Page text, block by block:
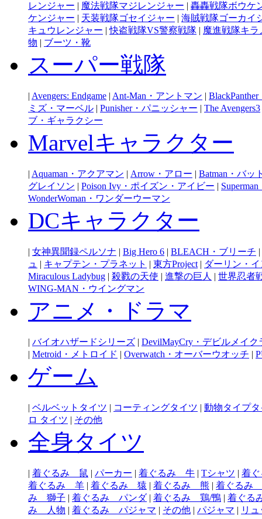
レンジャー | 魔法戦隊マジレンジャー | 轟轟戦隊ボウケ
ケンジャー | 天装戦隊ゴセイジャー | 海賊戦隊ゴーカイ
キュウレンジャー |快盗戦隊VS警察戦隊 | 魔進戦隊キラ
物 | ブーツ・靴
スーパー戦隊
| Avengers: Endgame | Ant-Man・アントマン |
ミズ・マーベル | Punisher・パニッシャー | The Avengers3
ブ・ギャラクシー
Marvelキャラクター
| Aquaman・アクアマン | Arrow・アロー | Batman・バッ
グレイソン | Poison Ivy・ポイズン・アイビー |
WonderWoman・ワンダーウーマン
DCキャラクター
| 女神異聞録ペルソナ | Big Hero 6 | BLEACH・ブリーチ |
ュ | キャプテン・プラネット | 東方Project | ダーリン・
Miraculous Ladybug | 殺戮の天使 | 進撃の巨人 | 世界忍者
WING-MAN・ウイングマン
アニメ・ドラマ
| バイオハザードシリーズ | DevilMayCry・デビルメイク
| Metroid・メトロイド | Overwatch・オーバーウオッチ |
ゲーム
| ベルベットタイツ | コーティングタイツ | 動物タイプ
ロ タイツ | その他
全身タイツ
| 着ぐるみ 鼠 | パーカー | 着ぐるみ 牛 | Tシャツ | 着
着ぐるみ 羊 | 着ぐるみ 猿 | 着ぐるみ 熊 | 着ぐるみ
み 獅子 | 着ぐるみ パンダ | 着ぐるみ 鶏/鴨 | 着ぐる
み 人物 | 着ぐるみ パジャマ | その他 | パジャマ | リ